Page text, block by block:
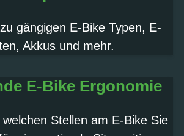
gängigen E-Bike Typen, E-
Akkus und mehr.
E-Bike Ergonomie
Stellen am E-Bike Sie